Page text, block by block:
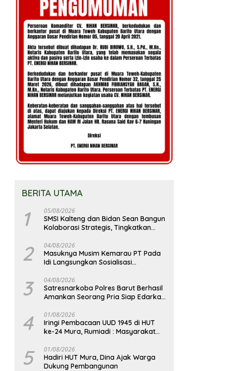
BERITA UTAMA
1 05/08/2026
SMSI Kalteng dan Bidan Sean Bangun
Kolaborasi Strategis, Tingkatkan
2 04/08/2026
Masuknya Musim Kemarau PT Pada
Idi Langsungkan Sosialisasi
3 04/08/2026
Satresnarkoba Polres Barut Berhasil
Amankan Seorang Pria Siap Edarkan
Gram
4 01/08/2026
Iringi Pembacaan UUD 1945 di HUT
ke-24 Mura, Rumiadi : Masyarakat
yang Lebih Besar
5 01/08/2026
Hadiri HUT Mura, Dina Ajak Warga
Dukung Pembangunan